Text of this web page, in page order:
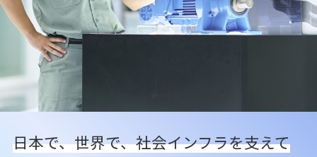
日本で、世界で、社会インフラを支えて